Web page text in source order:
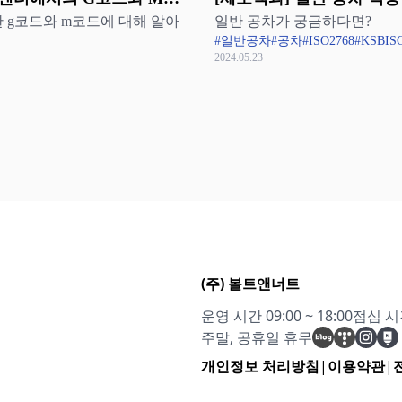
g코드와 m코드에 대해 알아
ISO 2768과 KS B ISO
일반 공차가 궁금하다면?
#일반공차#공차#ISO2768
2024.05.23
(주) 볼트앤너트
운영 시간 09:00 ~ 18:00점심
주말, 공휴일 휴무
개인정보 처리방침| 이용약관|